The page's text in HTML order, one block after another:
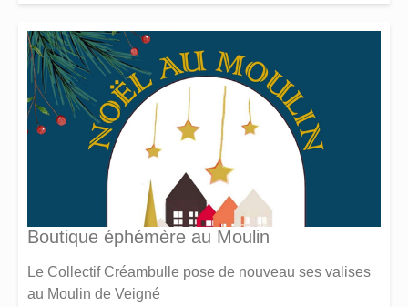
Boutique éphémère au Moulin
Le Collectif Créambulle pose de nouveau ses valises
au Moulin de Veigné